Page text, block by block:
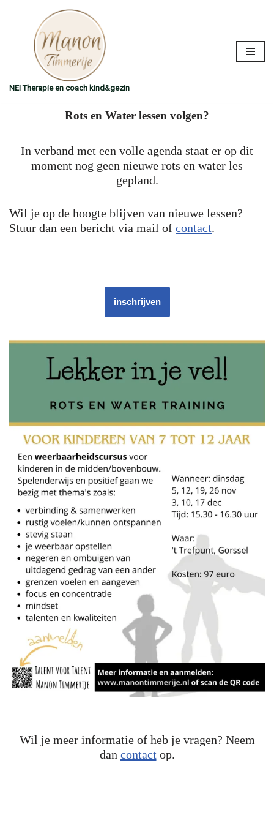
NEI Therapie en coach kind&gezin
Rots en Water lessen volgen?
In verband met een volle agenda staat er op dit
moment nog geen nieuwe rots en water les
gepland.
Wil je op de hoogte blijven van nieuwe lessen?
Stuur dan een bericht via mail of contact.
inschrijven
Wil je meer informatie of heb je vragen? Neem
dan contact op.